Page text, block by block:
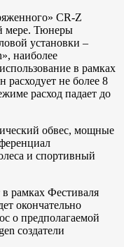
CR-Z
мере. Тюнеры
установки –
наиболее
в рамках
не более 8
расход падает до
обвес, мощные
и спортивный
рамках Фестиваля
окончательно
о предполагаемой
создатели